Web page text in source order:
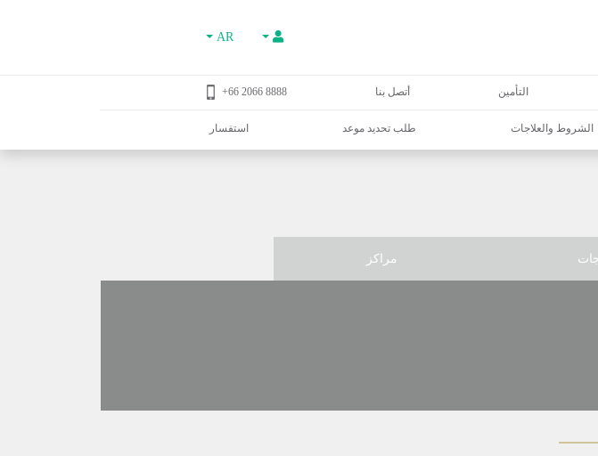
AR
التأمين أتصل بنا 8888 2066 66+
الشروط والعلاجات طلب تحديد موعد استفسار
مراكز